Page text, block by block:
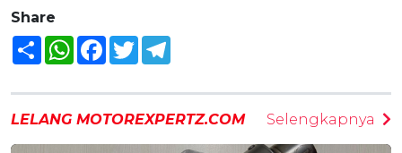
Share
Share WhatsAppFacebook
Twitter
LELANG MOTOREXPERTZ.COM Selengkapnya